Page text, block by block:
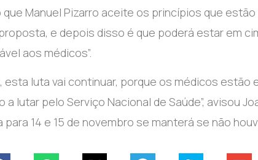
Manuel Pizarro aceite os princípios que
e depois disso é que poderá estar em
aos médicos”.
esta luta vai continuar, porque os médicos estão
lutar pelo Serviço Nacional de Saúde”, avisou
14 e 15 de novembro se manterá se não